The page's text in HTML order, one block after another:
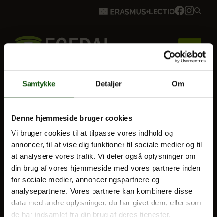
Samtykke Detaljer Om
Denne hjemmeside bruger cookies
Vi bruger cookies til at tilpasse vores indhold og
annoncer, til at vise dig funktioner til sociale medier og til
at analysere vores trafik. Vi deler også oplysninger om
din brug af vores hjemmeside med vores partnere inden
for sociale medier, annonceringspartnere og
analysepartnere. Vores partnere kan kombinere disse
data med andre oplysninger, du har givet dem, eller som
de har indsamlet fra din brug af deres tjenester.
Forside
Brobygning
Bliv elev
Vores uddannelser
Optagelse
Til forældre
VORES UDDANNELSER
HF